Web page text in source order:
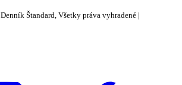
Denník Štandard, Všetky práva vyhradené |